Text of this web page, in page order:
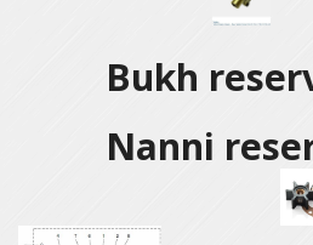
Bukh
Nanni